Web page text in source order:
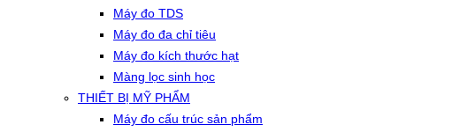
Máy đo TDS
Máy đo đa chỉ tiêu
Máy đo kích thước hạt
Màng lọc sinh học
THIẾT BỊ MỸ PHẨM
Máy đo cấu trúc sản phẩm